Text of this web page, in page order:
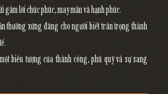
gắm lời chúc phúc, may mắn và hạnh phúc.
thưởng xứng đáng cho người biết trân trọng thành
một biểu tượng của thành công, phú quý và sự sang